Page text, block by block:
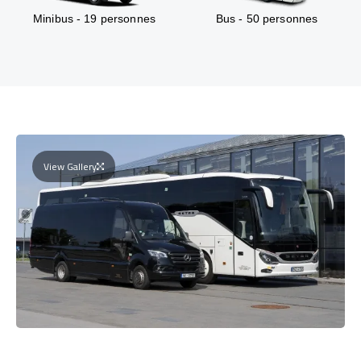
Minibus - 19 personnes Bus - 50 personnes
View Gallery